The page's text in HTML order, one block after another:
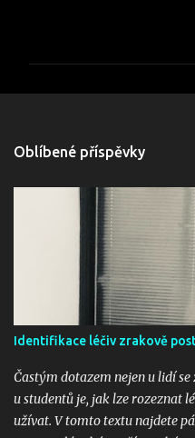
o
m
e
e
Oblíbené příspěvky
Identifikace léčiv zrakově
Častým dotazem nejen u lidí
u studentů je, jak lze rozeznat
užívat. V tomto textu najdete